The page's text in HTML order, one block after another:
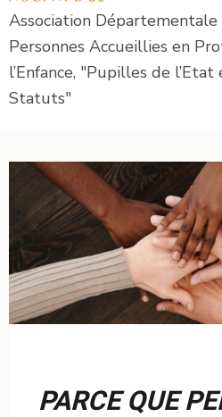
Association Départementale
Personnes Accueillies en
l’Enfance, "Pupilles de
Statuts"
PARCE QUE